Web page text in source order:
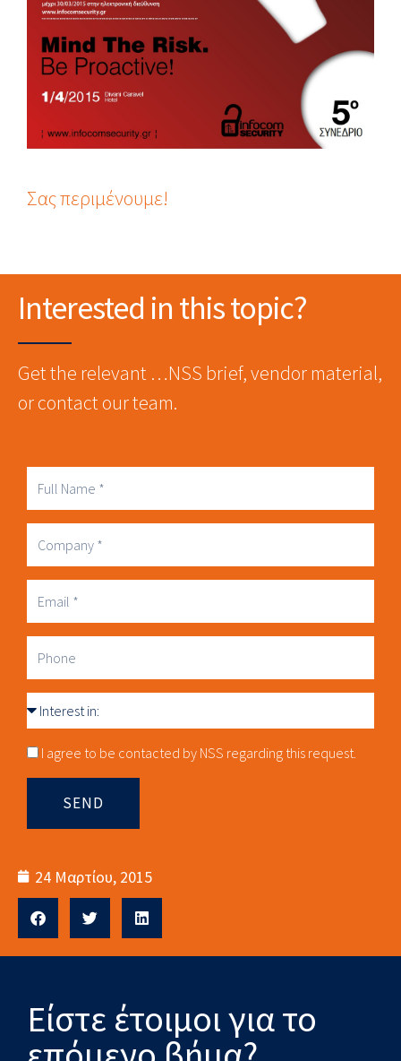
Σας περιμένουμε!
Interested in this topic?
Get the relevant …NSS brief, vendor material,
or contact our team.
Full
Name
Company
Business
Email
Phone
Interest
in
Consnet
I agree to be contacted by NSS regarding this request.
SEND
24 Μαρτίου, 2015
Είστε έτοιμοι για το